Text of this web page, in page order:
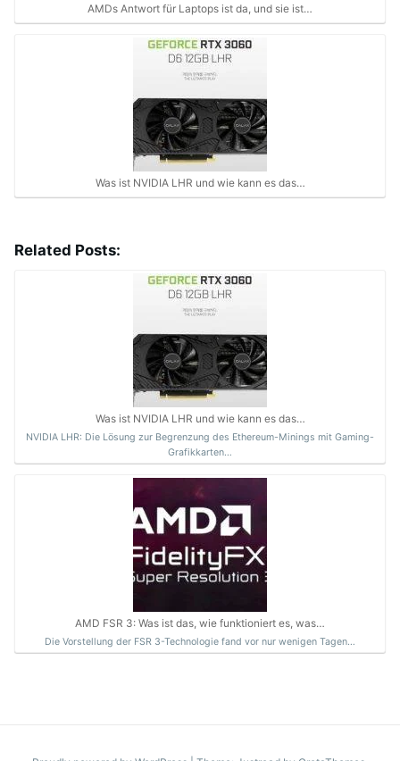
AMDs Antwort für Laptops ist da, und sie ist…
Was ist NVIDIA LHR und wie kann es das…
Related Posts:
Was ist NVIDIA LHR und wie kann es das…
NVIDIA LHR: Die Lösung zur Begrenzung des Ethereum-Minings mit Gaming-
Grafikkarten…
AMD FSR 3: Was ist das, wie funktioniert es, was…
Die Vorstellung der FSR 3-Technologie fand vor nur wenigen Tagen…